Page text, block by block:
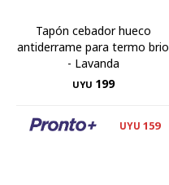
Tapón cebador hueco
antiderrame para termo brio
- Lavanda
UYU 199
UYU 159